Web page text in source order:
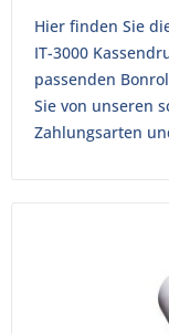
Hier finden Sie
IT-3000
passenden
Sie von unseren
Zahlungsarten